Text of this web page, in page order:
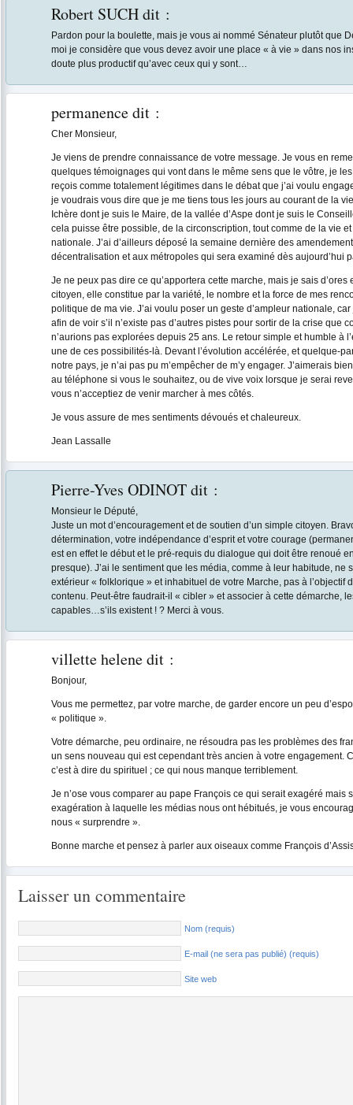
Robert SUCHdit :
Pardon pour la boulette, mais je vous ai nommé Sénateur plutôt que
moi je considère que vous devez avoir une place « à vie » dans nos
doute plus productif qu’avec ceux qui y sont…
permanencedit :
Cher Monsieur,
Je viens de prendre connaissance de votre message. Je vous en
quelques témoignages qui vont dans le même sens que le vôtre, je
reçois comme totalement légitimes dans le débat que j’ai voulu
je voudrais vous dire que je me tiens tous les jours au courant de la
Ichère dont je suis le Maire, de la vallée d’Aspe dont je suis le
cela puisse être possible, de la circonscription, tout comme de la vie et
nationale. J’ai d’ailleurs déposé la semaine dernière des
décentralisation et aux métropoles qui sera examiné dès aujourd’hui
Je ne peux pas dire ce qu’apportera cette marche, mais je sais
citoyen, elle constitue par la variété, le nombre et la force de mes
politique de ma vie. J’ai voulu poser un geste d’ampleur nationale,
afin de voir s’il n’existe pas d’autres pistes pour sortir de la crise que
n’aurions pas explorées depuis 25 ans. Le retour simple et humble à
une de ces possibilités-là. Devant l’évolution accélérée, et quelque-
notre pays, je n’ai pas pu m’empêcher de m’y engager. J’aimerais
au téléphone si vous le souhaitez, ou de vive voix lorsque je serai
vous n’acceptiez de venir marcher à mes côtés.
Je vous assure de mes sentiments dévoués et chaleureux.
Jean Lassalle
Pierre-Yves ODINOTdit :
Monsieur le Député,
Juste un mot d’encouragement et de soutien d’un simple citoyen.
détermination, votre indépendance d’esprit et votre courage
est en effet le début et le pré-requis du dialogue qui doit être renoué
presque). J’ai le sentiment que les média, comme à leur habitude, ne
extérieur « folklorique » et inhabituel de votre Marche, pas à l’objectif
contenu. Peut-être faudrait-il « cibler » et associer à cette démarche,
capables…s’ils existent ! ? Merci à vous.
villette helenedit :
Bonjour,
Vous me permettez, par votre marche, de garder encore un peu
« politique ».
Votre démarche, peu ordinaire, ne résoudra pas les problèmes des
un sens nouveau qui est cependant très ancien à votre engagement.
c’est à dire du spirituel ; ce qui nous manque terriblement.
Je n’ose vous comparer au pape François ce qui serait exagéré mais
exagération à laquelle les médias nous ont hébitués, je vous
nous « surprendre ».
Bonne marche et pensez à parler aux oiseaux comme François
Laisser un commentaire
Nom (requis)
E-mail (ne sera pas publié) (requis)
Site web